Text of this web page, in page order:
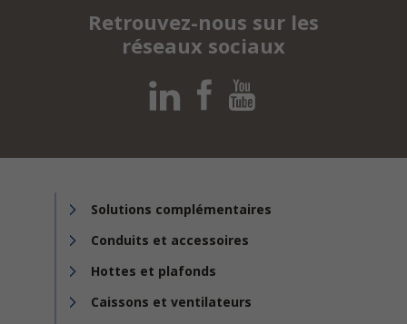
Retrouvez-nous sur les
réseaux sociaux
Solutions complémentaires
Conduits et accessoires
Hottes et plafonds
Caissons et ventilateurs